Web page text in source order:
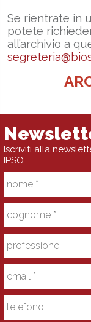
Se rientrate in
potete
all’archivio a
Iscriviti alla
IPSO.